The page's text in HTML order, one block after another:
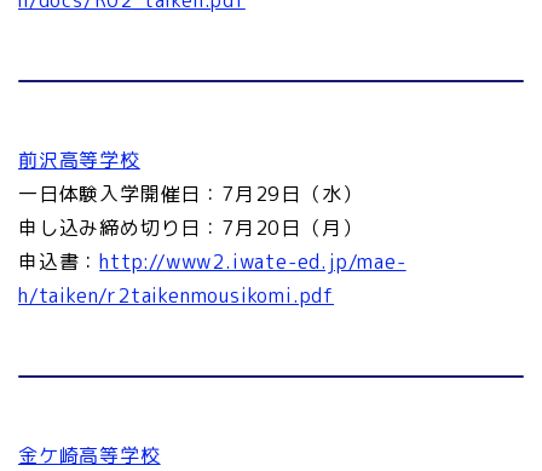
前沢高等学校
一日体験入学開催日：7月29日（水）
申し込み締め切り日：7月20日（月）
申込書：http://www2.iwate-ed.jp/mae-
h/taiken/r2taikenmousikomi.pdf
金ケ崎高等学校